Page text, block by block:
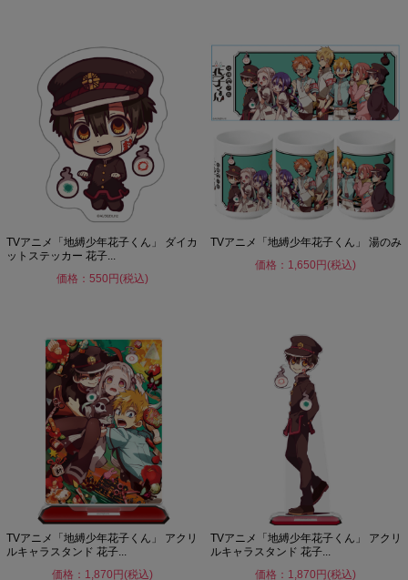
TVアニメ「地縛少年花子くん」 ダイカ
ットステッカー 花子...
価格：550円(税込)
TVアニメ「地縛少年花子くん」 湯のみ
価格：1,650円(税込)
TVアニメ「地縛少年花子くん」 アクリ
ルキャラスタンド 花子...
価格：1,870円(税込)
TVアニメ「地縛少年花子くん」 アクリ
ルキャラスタンド 花子...
価格：1,870円(税込)